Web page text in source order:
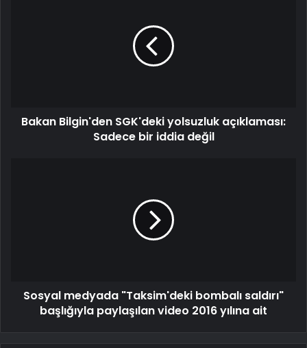
Bakan Bilgin'den SGK'deki yolsuzluk açıklaması:
Sadece bir iddia değil
Sosyal medyada "Taksim'deki bombalı saldırı"
başlığıyla paylaşılan video 2016 yılına ait